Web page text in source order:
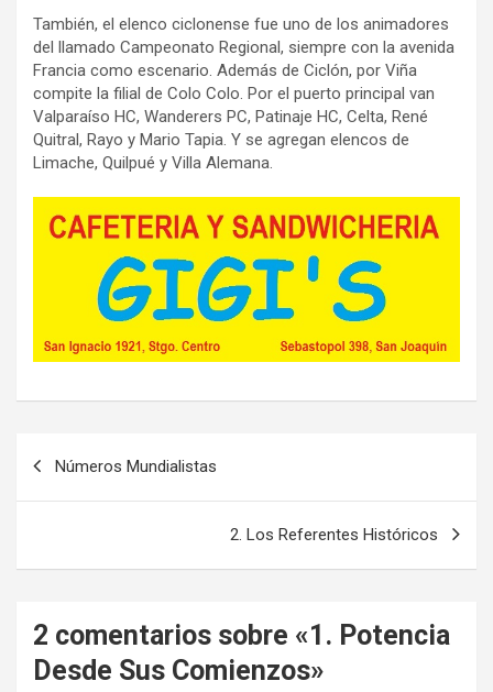
También, el elenco ciclonense fue uno de los animadores
del llamado Campeonato Regional, siempre con la avenida
Francia como escenario. Además de Ciclón, por Viña
compite la filial de Colo Colo. Por el puerto principal van
Valparaíso HC, Wanderers PC, Patinaje HC, Celta, René
Quitral, Rayo y Mario Tapia. Y se agregan elencos de
Limache, Quilpué y Villa Alemana.
Números Mundialistas
2. Los Referentes Históricos
2 comentarios sobre «1. Potencia
Desde Sus Comienzos»